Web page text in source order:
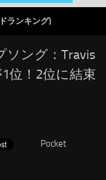
ランキング)
ソング：Travis
1位！2位に結束
Pocket